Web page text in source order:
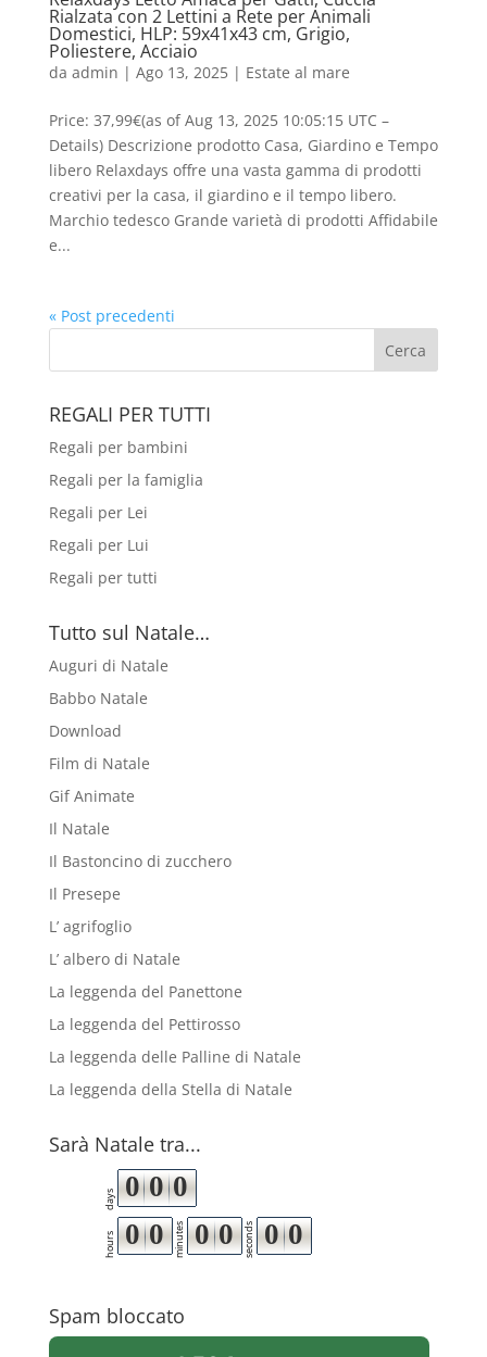
Rialzata con 2 Lettini a Rete per Animali
Domestici, HLP: 59x41x43 cm, Grigio,
Poliestere, Acciaio
da admin | Ago 13, 2025| Estate al mare
Price: 37,99€(as of Aug 13, 2025 10:05:15 UTC –
Details) Descrizione prodotto Casa, Giardino e Tempo
libero Relaxdays offre una vasta gamma di prodotti
creativi per la casa, il giardino e il tempo libero.
Marchio tedesco Grande varietà di prodotti Affidabile
e...
« Post precedenti
REGALI PER TUTTI
Regali per bambini
Regali per la famiglia
Regali per Lei
Regali per Lui
Regali per tutti
Tutto sul Natale…
Auguri di Natale
Babbo Natale
Download
Film di Natale
Gif Animate
Il Natale
Il Bastoncino di zucchero
Il Presepe
L’ agrifoglio
L’ albero di Natale
La leggenda del Panettone
La leggenda del Pettirosso
La leggenda delle Palline di Natale
La leggenda della Stella di Natale
Sarà Natale tra...
days 0 0 0
hours 0 0 minutes 0 0 seconds 0 0
Spam bloccato